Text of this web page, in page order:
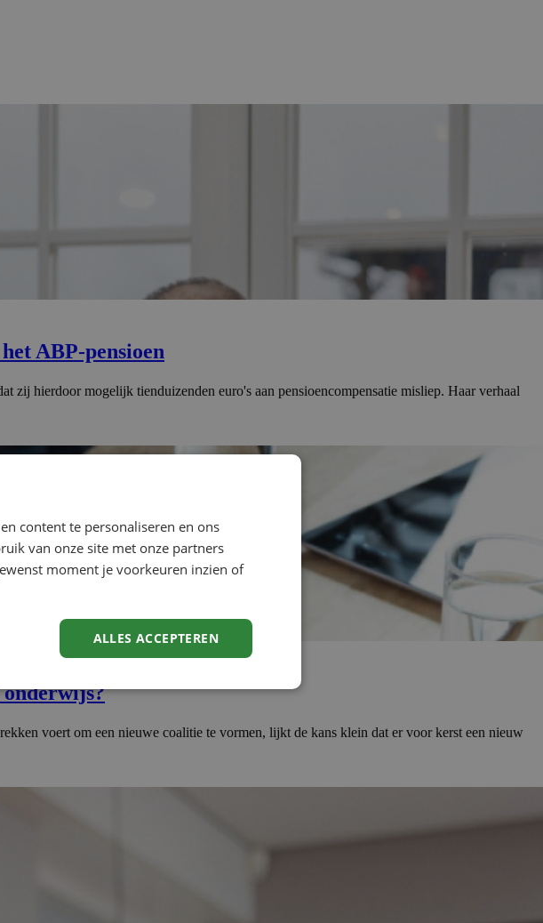
ABP-pensioen
zij hierdoor mogelijk tienduizenden euro's aan pensioencompensatie misliep. Haar verhaal
voert om een nieuwe coalitie te vormen, lijkt de kans klein dat er voor kerst een nieuw
content te personaliseren en ons
van onze site met onze partners
moment je voorkeuren inzien of
ALLES ACCEPTEREN